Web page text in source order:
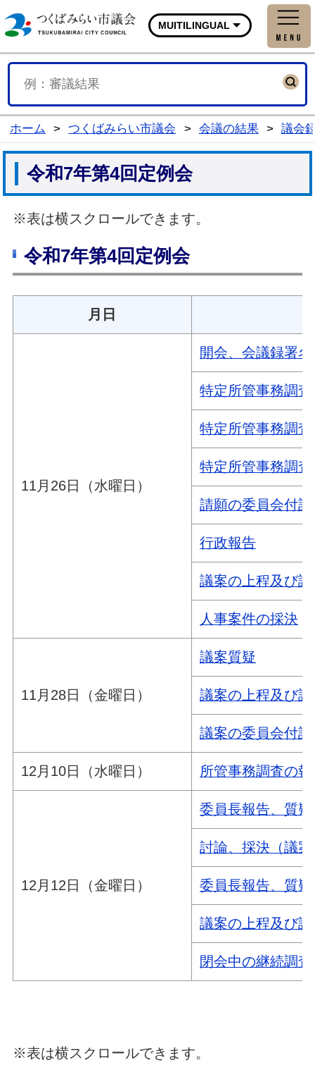
つくばみらい市議会公式
MUITILINGUAL
ホーム > つくばみらい市議会 > 会議の結果 > 議会
令和7年第4回定例会
※表は横スクロールできます。
令和7年第4回定例会
月日
11月26日（水曜日）
開会、会議録署
特定所管事務調
特定所管事務調
特定所管事務調
請願の委員会付託
行政報告
議案の上程及び
人事案件の採決
11月28日（金曜日）
議案質疑
議案の上程及び
議案の委員会付託
12月10日（水曜日） 所管事務調査の
12月12日（金曜日）
委員長報告、質
討論、採決（議
委員長報告、質
議案の上程及び
閉会中の継続調
※表は横スクロールできます。